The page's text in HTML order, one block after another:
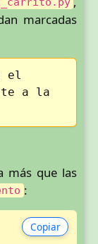
marcadas
el
a la
más que las
:
Copiar